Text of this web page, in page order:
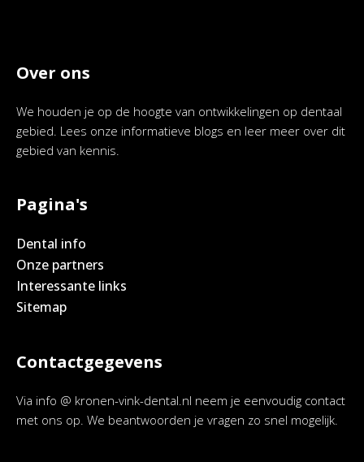
Over ons
We houden je op de hoogte van ontwikkelingen op dentaal
gebied. Lees onze informatieve blogs en leer meer over dit
gebied van kennis.
Pagina's
Dental info
Onze partners
Interessante links
Sitemap
Contactgegevens
Via info @ kronen-vink-dental.nl neem je eenvoudig contact
met ons op. We beantwoorden je vragen zo snel mogelijk.